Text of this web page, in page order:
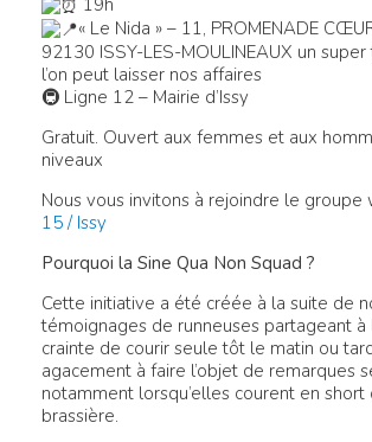
« Le Nida » – 11, PROMENADE
92130 ISSY-LES-MOULINEAUX un
l’on peut laisser nos affaires
🚇 Ligne 12 – Mairie d’Issy
Gratuit. Ouvert aux femmes et aux
niveaux
Nous vous invitons à rejoindre le groupe
15 / Issy
Pourquoi la Sine Qua Non Squad ?
Cette initiative a été créée à la suite de
témoignages de runneuses partageant
crainte de courir seule tôt le matin ou
agacement à faire l’objet de remarques
notamment lorsqu’elles courent en short
brassière.